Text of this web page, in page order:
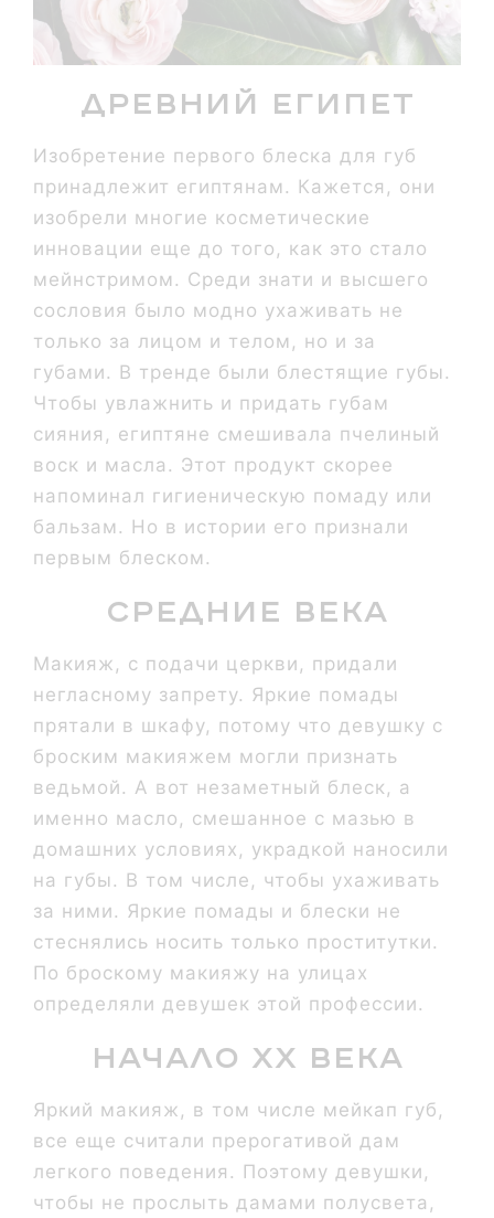
Древний Египет
Изобретение первого блеска для губ
принадлежит египтянам. Кажется, они
изобрели многие косметические
инновации еще до того, как это стало
мейнстримом. Среди знати и высшего
сословия было модно ухаживать не
только за лицом и телом, но и за
губами. В тренде были блестящие губы.
Чтобы увлажнить и придать губам
сияния, египтяне смешивала пчелиный
воск и масла. Этот продукт скорее
напоминал гигиеническую помаду или
бальзам. Но в истории его признали
первым блеском.
Средние века
Макияж, с подачи церкви, придали
негласному запрету. Яркие помады
прятали в шкафу, потому что девушку с
броским макияжем могли признать
ведьмой. А вот незаметный блеск, а
именно масло, смешанное с мазью в
домашних условиях, украдкой наносили
на губы. В том числе, чтобы ухаживать
за ними. Яркие помады и блески не
стеснялись носить только проститутки.
По броскому макияжу на улицах
определяли девушек этой профессии.
Начало XX века
Яркий макияж, в том числе мейкап губ,
все еще считали прерогативой дам
легкого поведения. Поэтому девушки,
чтобы не прослыть дамами полусвета,